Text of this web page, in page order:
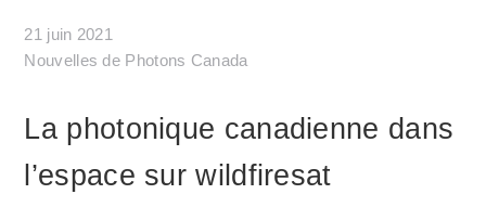
21 juin 2021
Nouvelles de Photons Canada
La photonique canadienne dans
l’espace sur wildfiresat